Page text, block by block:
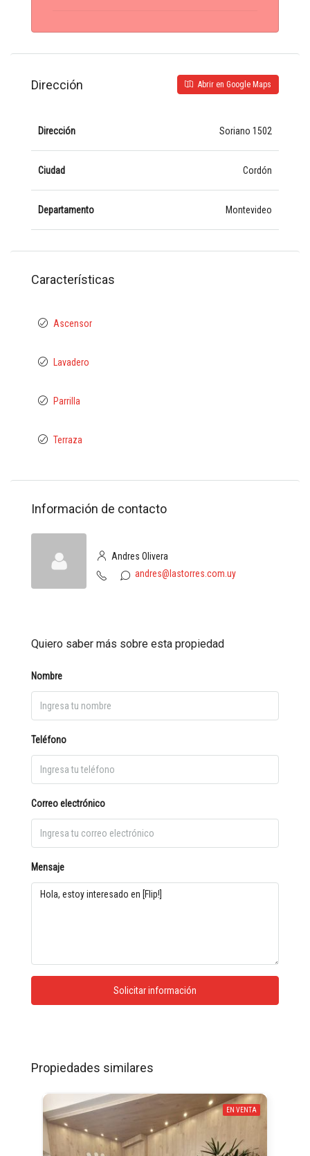
Dirección Abrir en Google Maps
Dirección Soriano 1502
Ciudad Cordón
Departamento Montevideo
Características
Ascensor
Lavadero
Parrilla
Terraza
Información de contacto
Andres Olivera
andres@lastorres.com.uy
Quiero saber más sobre esta propiedad
Nombre
Teléfono
Correo electrónico
Mensaje
Solicitar información
Propiedades similares
EN VENTA